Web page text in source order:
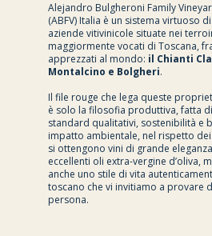
Alejandro Bulgheroni Family
(ABFV) Italia è un sistema virtuoso di
aziende vitivinicole situate nei
maggiormente vocati di Toscana,
apprezzati al mondo: il Chianti
Montalcino e Bolgheri.
Il file rouge che lega queste
è solo la filosofia produttiva, fatta
standard qualitativi, sostenibilità e
impatto ambientale, nel rispetto
si ottengono vini di grande
eccellenti oli extra-vergine d’oliva,
anche uno stile di vita
toscano che vi invitiamo a provare
persona.